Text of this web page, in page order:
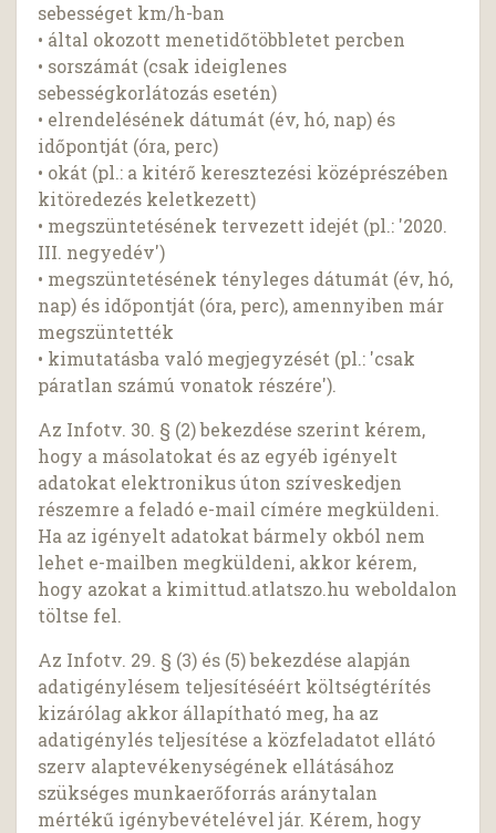
sebességet km/h-ban
• által okozott menetidőtöbbletet percben
• sorszámát (csak ideiglenes
sebességkorlátozás esetén)
• elrendelésének dátumát (év, hó, nap) és
időpontját (óra, perc)
• okát (pl.: a kitérő keresztezési középrészében
kitöredezés keletkezett)
• megszüntetésének tervezett idejét (pl.: '2020.
III. negyedév')
• megszüntetésének tényleges dátumát (év, hó,
nap) és időpontját (óra, perc), amennyiben már
megszüntették
• kimutatásba való megjegyzését (pl.: 'csak
páratlan számú vonatok részére').
Az Infotv. 30. § (2) bekezdése szerint kérem,
hogy a másolatokat és az egyéb igényelt
adatokat elektronikus úton szíveskedjen
részemre a feladó e-mail címére megküldeni.
Ha az igényelt adatokat bármely okból nem
lehet e-mailben megküldeni, akkor kérem,
hogy azokat a kimittud.atlatszo.hu weboldalon
töltse fel.
Az Infotv. 29. § (3) és (5) bekezdése alapján
adatigénylésem teljesítéséért költségtérítés
kizárólag akkor állapítható meg, ha az
adatigénylés teljesítése a közfeladatot ellátó
szerv alaptevékenységének ellátásához
szükséges munkaerőforrás aránytalan
mértékű igénybevételével jár. Kérem, hogy